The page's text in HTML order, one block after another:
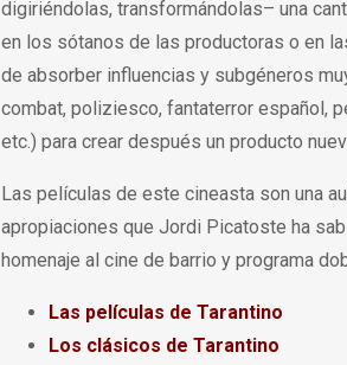
digiriéndolas, transformándolas– una
en los sótanos de las productoras o en
de absorber influencias y subgéneros
combat, poliziesco, fantaterror español,
etc.) para crear después un producto
Las películas de este cineasta son una
apropiaciones que Jordi Picatoste ha
homenaje al cine de barrio y programa
Las películas de Tarantino
Los clásicos de Tarantino